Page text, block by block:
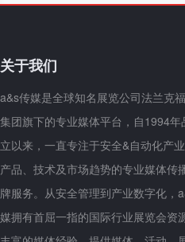
关于我们
a&s传媒是全球知名展览公司法兰克
集团旗下的专业媒体平台，自1994年
立以来，一直专注于安全&自动化产
产品、技术及市场趋势的专业媒体传
牌服务。从安全管理到产业数字化，
媒拥有首屈一指的国际行业展览会资